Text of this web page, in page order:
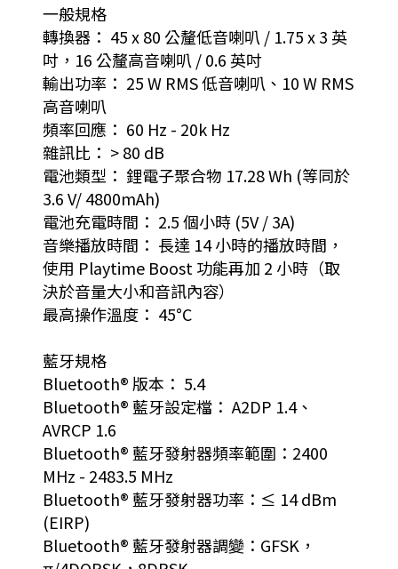
一般規格
轉換器： 45 x 80 公釐低音喇叭 / 1.75 x 3 英
吋，16 公釐高音喇叭 / 0.6 英吋
輸出功率： 25 W RMS 低音喇叭、10 W RMS
高音喇叭
頻率回應： 60 Hz - 20k Hz
雜訊比： > 80 dB
電池類型： 鋰電子聚合物 17.28 Wh (等同於
3.6 V/ 4800mAh)
電池充電時間： 2.5 個小時 (5V / 3A)
音樂播放時間： 長達 14 小時的播放時間，
使用 Playtime Boost 功能再加 2 小時（取
決於音量大小和音訊內容）
最高操作溫度： 45°C
藍牙規格
Bluetooth® 版本： 5.4
Bluetooth® 藍牙設定檔： A2DP 1.4、
AVRCP 1.6
Bluetooth® 藍牙發射器頻率範圍：2400
MHz - 2483.5 MHz
Bluetooth® 藍牙發射器功率：≤ 14 dBm
(EIRP)
Bluetooth® 藍牙發射器調變：GFSK，